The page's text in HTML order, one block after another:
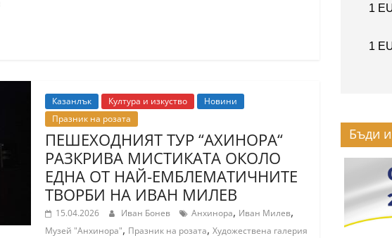
Казанлък Култура и изкуство
Новини
Празник на розата
ПЕШЕХОДНИЯТ ТУР “АХИНОРА“
РАЗКРИВА МИСТИКАТА ОКОЛО
ЕДНА ОТ НАЙ-ЕМБЛЕМАТИЧНИТЕ
ТВОРБИ НА ИВАН МИЛЕВ
15.04.2026 Иван Бонев Анхинора, Иван Милев,
Музей "Анхинора", Празник на розата, Художествена галерия
Бъди